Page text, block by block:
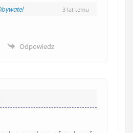
3 lat temu
Odpowiedz